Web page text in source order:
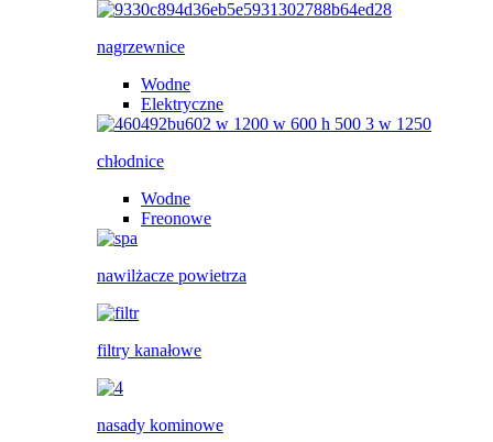
nagrzewnice
Wodne
Elektryczne
chłodnice
Wodne
Freonowe
nawilżacze powietrza
filtry kanałowe
nasady kominowe